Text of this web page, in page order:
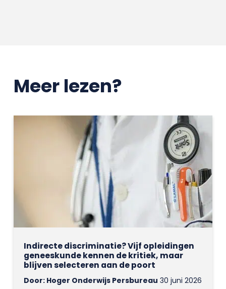
Meer lezen?
Indirecte discriminatie? Vijf opleidingen
geneeskunde kennen de kritiek, maar
blijven selecteren aan de poort
Door: Hoger Onderwijs Persbureau 30 juni 2026